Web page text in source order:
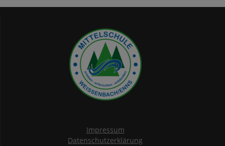
Impressum
Datenschutzerklärung